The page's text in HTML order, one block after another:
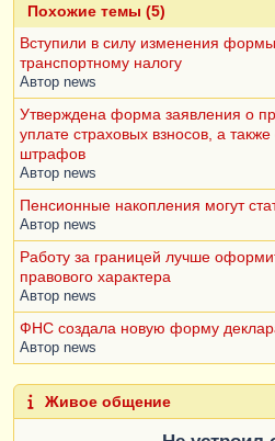
Похожие темы (5)
Вступили в силу изменения
транспортному налогу
Автор news
Утверждена форма заявления о
уплате страховых взносов, а
штрафов
Автор news
Пенсионные накопления могут
Автор news
Работу за границей лучше
правового характера
Автор news
ФНС создала новую форму
Автор news
Живое общение